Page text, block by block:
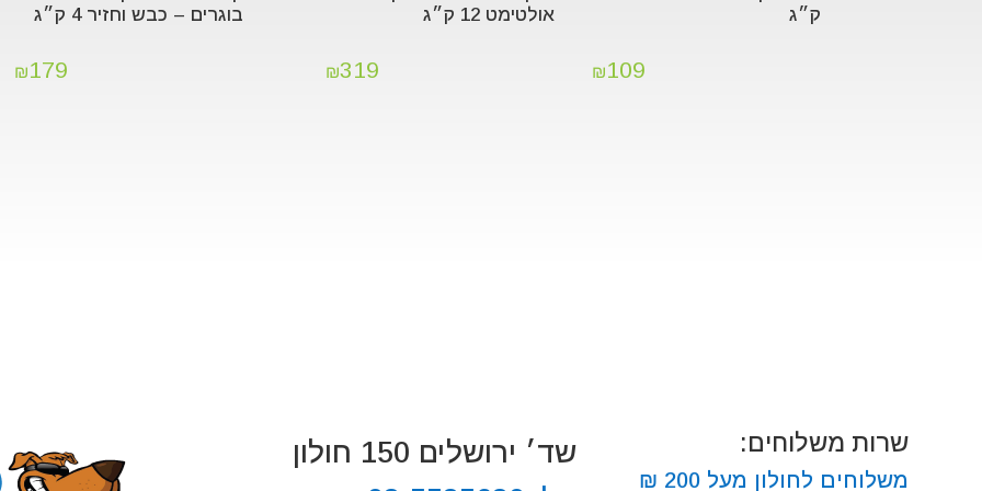
ק״ג
₪109
אולטימט 12 ק״ג
₪319
בוגרים – כבש וחזיר 4 ק״ג
₪179
שד׳ ירושלים 150 חולון
שרות משלוחים:
משלוחים לחולון מעל 200 ₪